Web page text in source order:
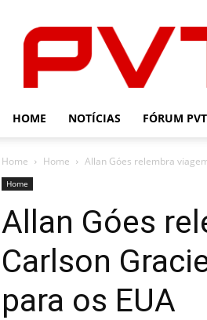
HOME NOTÍCIAS FÓRUM PVT
Home Home Allan Góes relembra
Home
Allan Góes
Carlson
para os EUA